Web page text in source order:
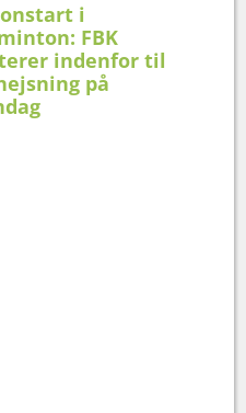
i
FBK
indenfor til
på